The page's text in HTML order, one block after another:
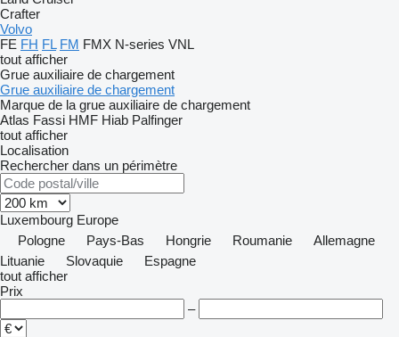
Crafter
Volvo
FE FH FL FM FMX N-series VNL
tout afficher
Grue auxiliaire de chargement
Grue auxiliaire de chargement
Marque de la grue auxiliaire de chargement
Atlas Fassi HMF Hiab Palfinger
tout afficher
Localisation
Rechercher dans un périmètre
Luxembourg Europe
Pologne
Pays-Bas Hongrie Roumanie
Allemagne
Lituanie
Slovaquie
Espagne
tout afficher
Prix
–